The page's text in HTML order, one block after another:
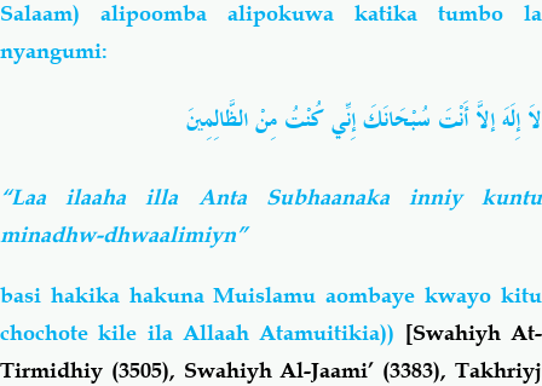
Salaam) alipoomba alipokuwa katika tumbo la
nyangumi:
لاَ إِلَهَ إلاَّ أَنْتَ سُبْحَانَكَ إِنِّي كُنْتُ مِنْ الظَّالِمِينَ
“Laa ilaaha illa Anta Subhaanaka inniy kuntu
minadhw-dhwaalimiyn”
basi hakika hakuna Muislamu aombaye kwayo kitu
chochote kile ila Allaah Atamuitikia)) [Swahiyh At-
Tirmidhiy (3505), Swahiyh Al-Jaami’ (3383), Takhriyj